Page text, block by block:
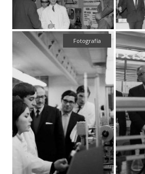
Fotografía